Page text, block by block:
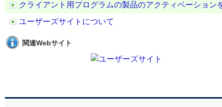
クライアント用プログラムの製品のアクティベーション
ユーザーズサイトについて
関連Webサイト